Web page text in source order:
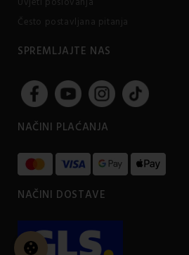
Često postavljana pitanja
SPREMLJAJTE NAS
NAČINI PLAĆANJA
NAČINI DOSTAVE